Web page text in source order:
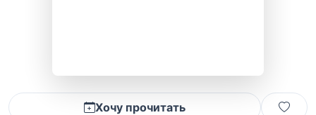
Хочу прочитать